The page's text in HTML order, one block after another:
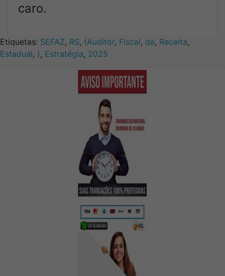
caro.
Etiquetas: SEFAZ, RS, (Auditor, Fiscal, da, Receita,
Estadual, ) , Estratégia, 2025